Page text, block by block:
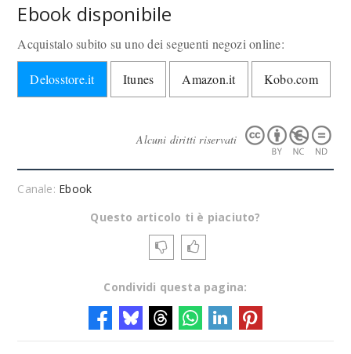
Ebook disponibile
Acquistalo subito su uno dei seguenti negozi online:
Delosstore.it Itunes Amazon.it Kobo.com
Alcuni diritti riservati
Canale: Ebook
Questo articolo ti è piaciuto?
Condividi questa pagina: